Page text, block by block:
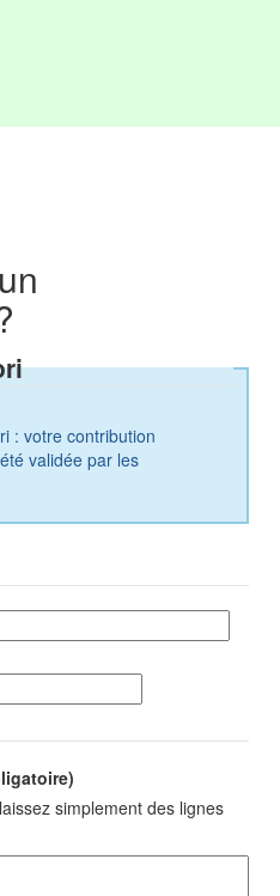
: votre contribution
validée par les
simplement des lignes